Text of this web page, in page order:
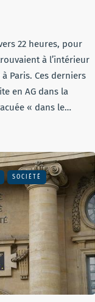
22 heures, pour
à l’intérieur
Paris. Ces derniers
en AG dans la
« dans le…
SOCIÉTÉ